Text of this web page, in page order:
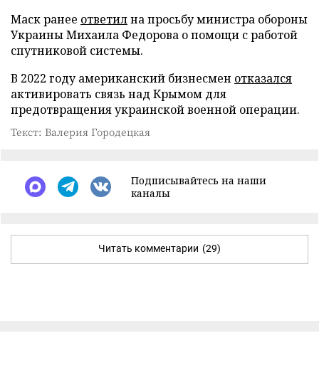
Маск ранее ответилна просьбу министра обороны
Украины Михаила Федорова о помощи с работой
спутниковой системы.
В 2022 году американский бизнесмен отказался
активировать связь над Крымом для
предотвращения украинской военной операции.
Текст: Валерия Городецкая
Подписывайтесь на наши
каналы
Читать комментарии (29)